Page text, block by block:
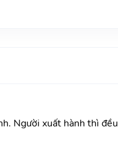
Người xuất hành thì đều